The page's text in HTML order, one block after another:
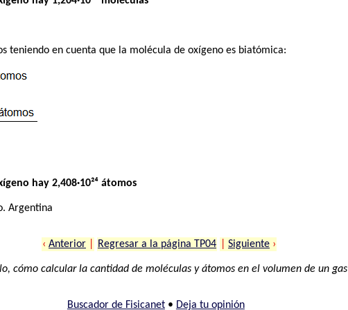
teniendo en cuenta que la molécula de oxígeno es biatómica:
hay 2,408·10²⁴ átomos
. Argentina
‹ Anterior Regresar a la página TP04 Siguiente ›
cómo calcular la cantidad de moléculas y átomos en el volumen de un gas
Buscador de Fisicanet• Deja tu opinión